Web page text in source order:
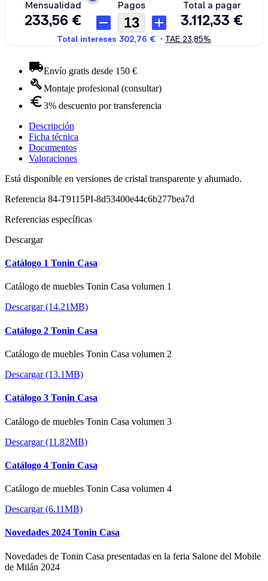
Envío gratis desde 150 €
Montaje profesional (consultar)
3% descuento por transferencia
Descripción
Ficha técnica
Documentos
Valoraciones
Está disponible en versiones de cristal transparente y ahumado.
Referencia 84-T9115PI-8d53400e44c6b277bea7d
Referencias específicas
Descargar
Catálogo 1 Tonin Casa
Catálogo de muebles Tonin Casa volumen 1
Descargar (14.21MB)
Catálogo 2 Tonin Casa
Catálogo de muebles Tonin Casa volumen 2
Descargar (13.1MB)
Catálogo 3 Tonin Casa
Catálogo de muebles Tonin Casa volumen 3
Descargar (11.82MB)
Catálogo 4 Tonin Casa
Catálogo de muebles Tonin Casa volumen 4
Descargar (6.11MB)
Novedades 2024 Tonin Casa
Novedades de Tonin Casa presentadas en la feria Salone del Mobile
de Milán 2024